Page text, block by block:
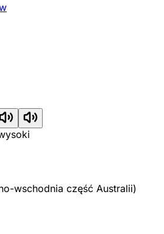
wschodnia część Australii)